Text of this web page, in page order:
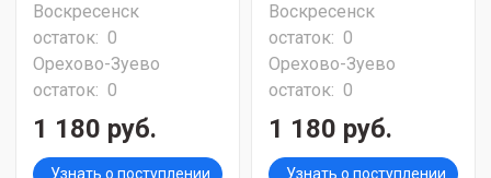
Воскресенск
остаток: 0
Орехово-Зуево
остаток: 0
1 180 руб.
Узнать о поступлении
Воскресенск
остаток: 0
Орехово-Зуево
остаток: 0
1 180 руб.
Узнать о поступлении